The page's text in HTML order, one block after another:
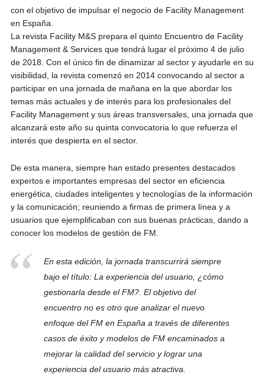
con el objetivo de impulsar el negocio de Facility Management
en España.
La revista Facility M&S prepara el quinto Encuentro de Facility
Management & Services que tendrá lugar el próximo 4 de julio
de 2018. Con el único fin de dinamizar al sector y ayudarle en su
visibilidad, la revista comenzó en 2014 convocando al sector a
participar en una jornada de mañana en la que abordar los
temas más actuales y de interés para los profesionales del
Facility Management y sus áreas transversales, una jornada que
alcanzará este año su quinta convocatoria lo que refuerza el
interés que despierta en el sector.
De esta manera, siempre han estado presentes destacados
expertos e importantes empresas del sector en eficiencia
energética, ciudades inteligentes y tecnologías de la información
y la comunicación; reuniendo a firmas de primera línea y a
usuarios que ejemplificaban con sus buenas prácticas, dando a
conocer los modelos de gestión de FM.
En esta edición, la jornada transcurrirá siempre
bajo el título: La experiencia del usuario, ¿cómo
gestionarla desde el FM?. El objetivo del
encuentro no es otro que analizar el nuevo
enfoque del FM en España a través de diferentes
casos de éxito y modelos de FM encaminados a
mejorar la calidad del servicio y lograr una
experiencia del usuario más atractiva.